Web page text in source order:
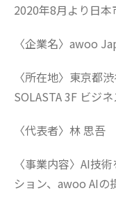
2020年8月より日本
〈企業名〉awoo
〈所在地〉東京都
SOLASTA 3F ビジ
〈代表者〉林 思吾
〈事業内容〉AI技
ション、awoo AIの